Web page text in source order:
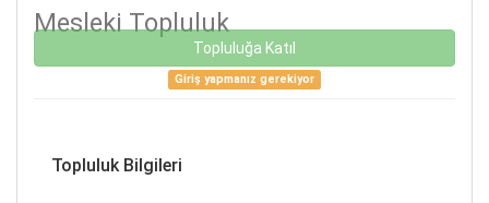
Mesleki Topluluk
Topluluğa Katıl
Giriş yapmanız gerekiyor
Topluluk Bilgileri